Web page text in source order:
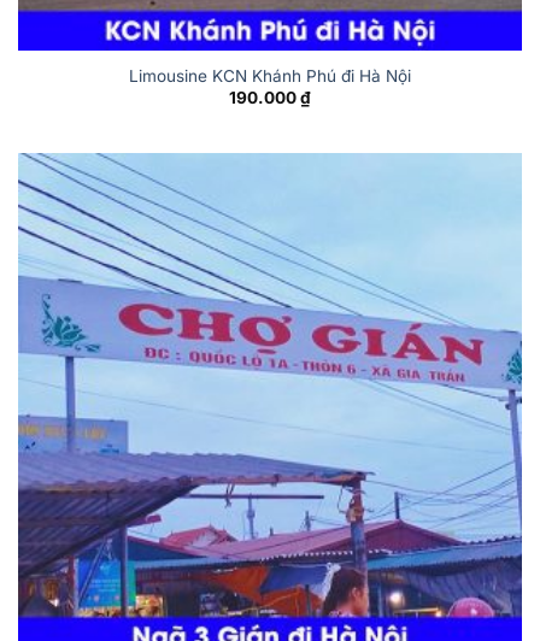
Limousine KCN Khánh Phú đi Hà Nội
190.000₫